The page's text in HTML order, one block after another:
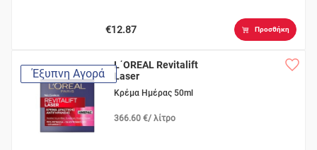
€12.87 Προσθήκη
Έξυπνη Αγορά
L΄OREAL Revitalift
Laser
Κρέμα Ημέρας 50ml
366.60 €/ λίτρο